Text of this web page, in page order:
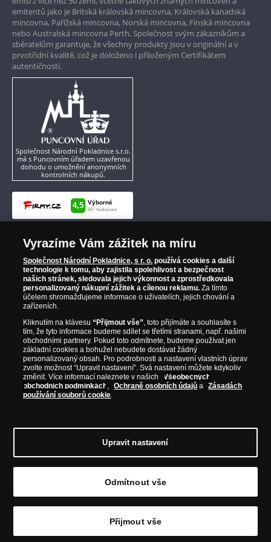
emitentů jako je Britská královská mincovna, Královská kanadská
mincovna, Pařížská mincovna, Norská mincovna, Finská mincovna
nebo Australská mincovna Perth. Společnost svým zákazníkům a
sběratelům garantuje, že všechny produkty jsou v originální a v
prvotřídní kvalitě, což je doloženo i přiloženým Certifikátem
autentičnosti.
Společnost Národní Pokladnice s.r.o.
má s Puncovním úřadem uzavřenou
dohodu o umožnění anonymních
kontrolních nákupů.
IČ: 28507622; DIČ: CZ28507622Společnost zapsána v OR vedeném Městským
Vyrazíme Vám zážitek na míru
Společnost Národní Pokladnice, s r. o. používá cookies a další
technologie k tomu, aby zajistila spolehlivost a bezpečnost
našich stránek, sledovala jejich výkonnost a zprostředkovala
personalizovaný nákupní zážitek a cílenou reklamu. Za tímto
účelem shromažďujeme informace o uživatelích, jejich chování a
zařízeních.
Kliknutím na klávesu“Přijmout vše”, toto přijímáte a souhlasíte s
tím, že tyto informace budeme sdílet se třetími stranami, např. našimi
obchodními partnery. Pokud toto odmítnete, budeme používat jen
základní cookies a bohužel nebudete dostávat žádný
personalizovaný obsah. Pro podrobnosti a nastavení vlastních úprav
zvolte možnost “Upravit nastavení”. Svá nastavení můžete kdykoliv
změnit. Více informací naleznete v našich
Všeobecných
obchodních podmínkách , Ochraně osobních údajů a
Zásadách
používání souborů cookie.
Upravit nastavení
Odmítnout vše
Přijmout vše